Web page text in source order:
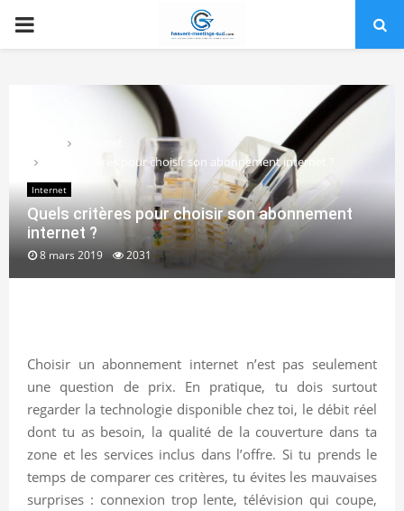
PRIMARY
Quels critères pour choisir son abonnement internet ?
Internet
Quels critères pour choisir son abonnement
internet ?
8 mars 2019 2031
Choisir un abonnement internet n’est pas seulement
une question de prix. En pratique, tu dois surtout
regarder la technologie disponible chez toi, le débit réel
dont tu as besoin, la qualité de la couverture dans ta
zone et les services inclus dans l’offre. Si tu prends le
temps de comparer ces critères, tu évites les mauvaises
surprises : connexion trop lente, télévision qui coupe,